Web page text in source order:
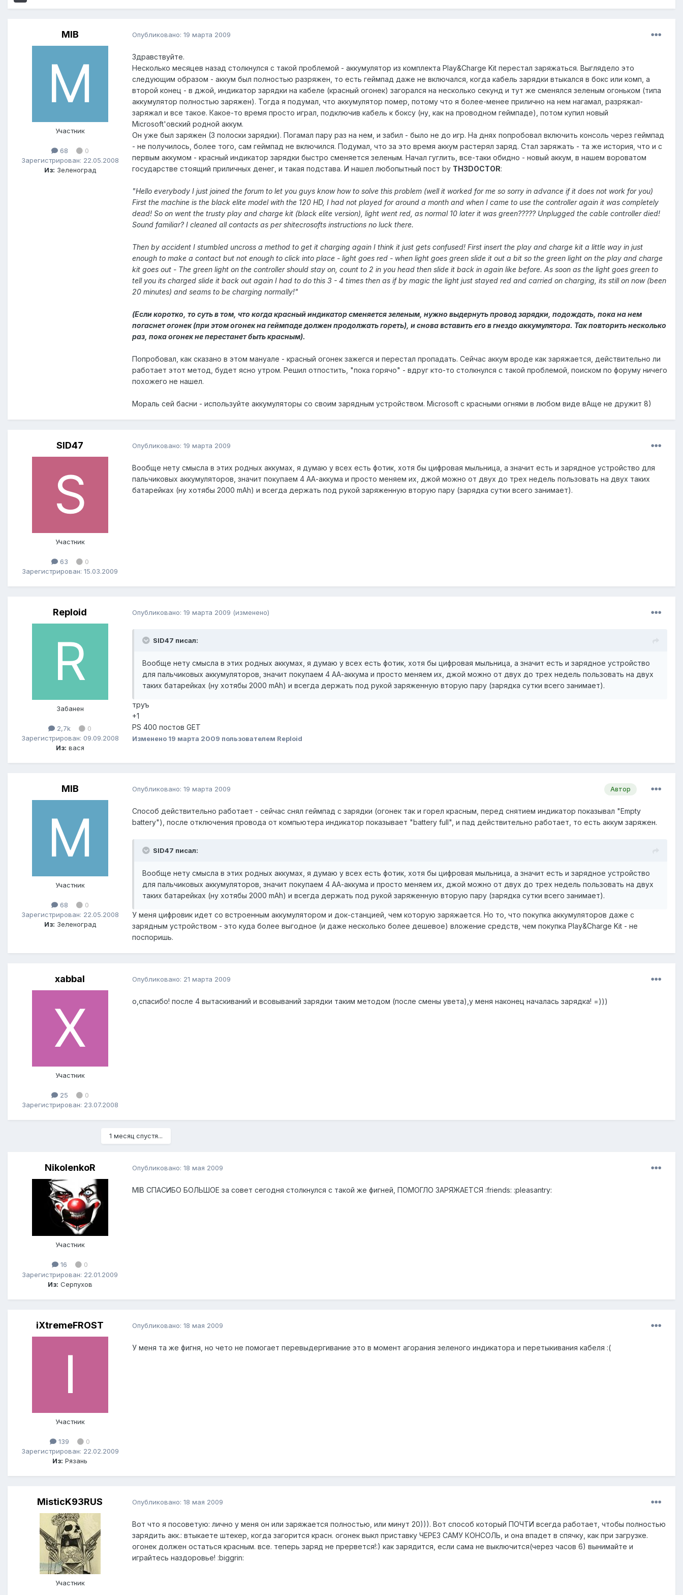
MIB
Участник
68
0
Зарегистрирован: 22.05.2008
Из: Зеленоград
Опубликовано: 19 марта 2009
Здравствуйте.
Несколько месяцев назад столкнулся с такой проблемой - аккумулятор из комплекта Play&Charge Kit перестал заряжаться. Выглядело это
следующим образом - аккум был полностью разряжен, то есть геймпад даже не включался, когда кабель зарядки втыкался в бокс или комп, а
второй конец - в джой, индикатор зарядки на кабеле (красный огонек) загорался на несколько секунд и тут же сменялся зеленым огоньком (типа
аккумулятор полностью заряжен). Тогда я подумал, что аккумулятор помер, потому что я более-менее прилично на нем нагамал, разряжал-
заряжал и все такое. Какое-то время просто играл, подключив кабель к боксу (ну, как на проводном геймпаде), потом купил новый
Microsoft'овский родной аккум.
Он уже был заряжен (3 полоски зарядки). Погамал пару раз на нем, и забил - было не до игр. На днях попробовал включить консоль через геймпад
- не получилось, более того, сам геймпад не включился. Подумал, что за это время аккум растерял заряд. Стал заряжать - та же история, что и с
первым аккумом - красный индикатор зарядки быстро сменяется зеленым. Начал гуглить, все-таки обидно - новый аккум, в нашем вороватом
государстве стоящий приличных денег, и такая подстава. И нашел любопытный пост by TH3DOCTOR:
"Hello everybody I just joined the forum to let you guys know how to solve this problem (well it worked for me so sorry in advance if it does not work for you)
First the machine is the black elite model with the 120 HD, I had not played for around a month and when I came to use the controller again it was completely
dead! So on went the trusty play and charge kit (black elite version), light went red, as normal 10 later it was green????? Unplugged the cable controller died!
Sound familiar? I cleaned all contacts as per shitecrosofts instructions no luck there.
Then by accident I stumbled uncross a method to get it charging again I think it just gets confused! First insert the play and charge kit a little way in just
enough to make a contact but not enough to click into place - light goes red - when light goes green slide it out a bit so the green light on the play and charge
kit goes out - The green light on the controller should stay on, count to 2 in you head then slide it back in again like before. As soon as the light goes green to
tell you its charged slide it back out again I had to do this 3 - 4 times then as if by magic the light just stayed red and carried on charging, its still on now (been
20 minutes) and seams to be charging normally!"
(Если коротко, то суть в том, что когда красный индикатор сменяется зеленым, нужно выдернуть провод зарядки, подождать, пока на нем
погаснет огонек (при этом огонек на геймпаде должен продолжать гореть), и снова вставить его в гнездо аккумулятора. Так повторить несколько
раз, пока огонек не перестанет быть красным).
Попробовал, как сказано в этом мануале - красный огонек зажегся и перестал пропадать. Сейчас аккум вроде как заряжается, действительно ли
работает этот метод, будет ясно утром. Решил отпостить, "пока горячо" - вдруг кто-то столкнулся с такой проблемой, поиском по форуму ничего
похожего не нашел.
Мораль сей басни - используйте аккумуляторы со своим зарядным устройством. Microsoft с красными огнями в любом виде вАще не дружит 8)
SID47
Участник
63
0
Зарегистрирован: 15.03.2009
Опубликовано: 19 марта 2009
Вообще нету смысла в этих родных аккумах, я думаю у всех есть фотик, хотя бы цифровая мыльница, а значит есть и зарядное устройство для
пальчиковых аккумуляторов, значит покупаем 4 АА-аккума и просто меняем их, джой можно от двух до трех недель пользовать на двух таких
батарейках (ну хотябы 2000 mAh) и всегда держать под рукой заряженную вторую пару (зарядка сутки всего занимает).
Reploid
Забанен
2,7k
0
Зарегистрирован: 09.09.2008
Из: вася
Опубликовано: 19 марта 2009 (изменено)
SID47 писал:
Вообще нету смысла в этих родных аккумах, я думаю у всех есть фотик, хотя бы цифровая мыльница, а значит есть и зарядное устройство
для пальчиковых аккумуляторов, значит покупаем 4 АА-аккума и просто меняем их, джой можно от двух до трех недель пользовать на двух
таких батарейках (ну хотябы 2000 mAh) и всегда держать под рукой заряженную вторую пару (зарядка сутки всего занимает).
труъ
+1
PS 400 постов GET
Изменено 19 марта 2009 пользователем Reploid
MIB
Участник
68
0
Зарегистрирован: 22.05.2008
Из: Зеленоград
Автор
Опубликовано: 19 марта 2009
Способ действительно работает - сейчас снял геймпад с зарядки (огонек так и горел красным, перед снятием индикатор показывал "Empty
battery"), после отключения провода от компьютера индикатор показывает "battery full", и пад действительно работает, то есть аккум заряжен.
SID47 писал:
Вообще нету смысла в этих родных аккумах, я думаю у всех есть фотик, хотя бы цифровая мыльница, а значит есть и зарядное устройство
для пальчиковых аккумуляторов, значит покупаем 4 АА-аккума и просто меняем их, джой можно от двух до трех недель пользовать на двух
таких батарейках (ну хотябы 2000 mAh) и всегда держать под рукой заряженную вторую пару (зарядка сутки всего занимает).
У меня цифровик идет со встроенным аккумулятором и док-станцией, чем которую заряжается. Но то, что покупка аккумуляторов даже с
зарядным устройством - это куда более выгодное (и даже несколько более дешевое) вложение средств, чем покупка Play&Charge Kit - не
поспоришь.
xabbal
Участник
25
0
Зарегистрирован: 23.07.2008
Опубликовано: 21 марта 2009
о,спасибо! после 4 вытаскиваний и всовываний зарядки таким методом (после смены увета),у меня наконец началась зарядка! =)))
1 месяц спустя...
NikolenkoR
Участник
16
0
Зарегистрирован: 22.01.2009
Из: Серпухов
Опубликовано: 18 мая 2009
MIB СПАСИБО БОЛЬШОЕ за совет сегодня столкнулся с такой же фигней, ПОМОГЛО ЗАРЯЖАЕТСЯ :friends: :pleasantry:
iXtremeFROST
Участник
139
0
Зарегистрирован: 22.02.2009
Из: Рязань
Опубликовано: 18 мая 2009
У меня та же фигня, но чето не помогает перевыдергивание это в момент агорания зеленого индикатора и перетыкивания кабеля :(
MisticK93RUS
Участник
Опубликовано: 18 мая 2009
Вот что я посоветую: лично у меня он или заряжается полностью, или минут 20))). Вот способ который ПОЧТИ всегда работает, чтобы полностью
зарядить акк.: втыкаете штекер, когда загорится красн. огонек выкл приставку ЧЕРЕЗ САМУ КОНСОЛЬ, и она впадет в спячку, как при загрузке.
огонек должен остаться красным. все. теперь заряд не прервется!:) как зарядится, если сама не выключится(через часов 6) вынимайте и
играйтесь наздоровье! :biggrin: